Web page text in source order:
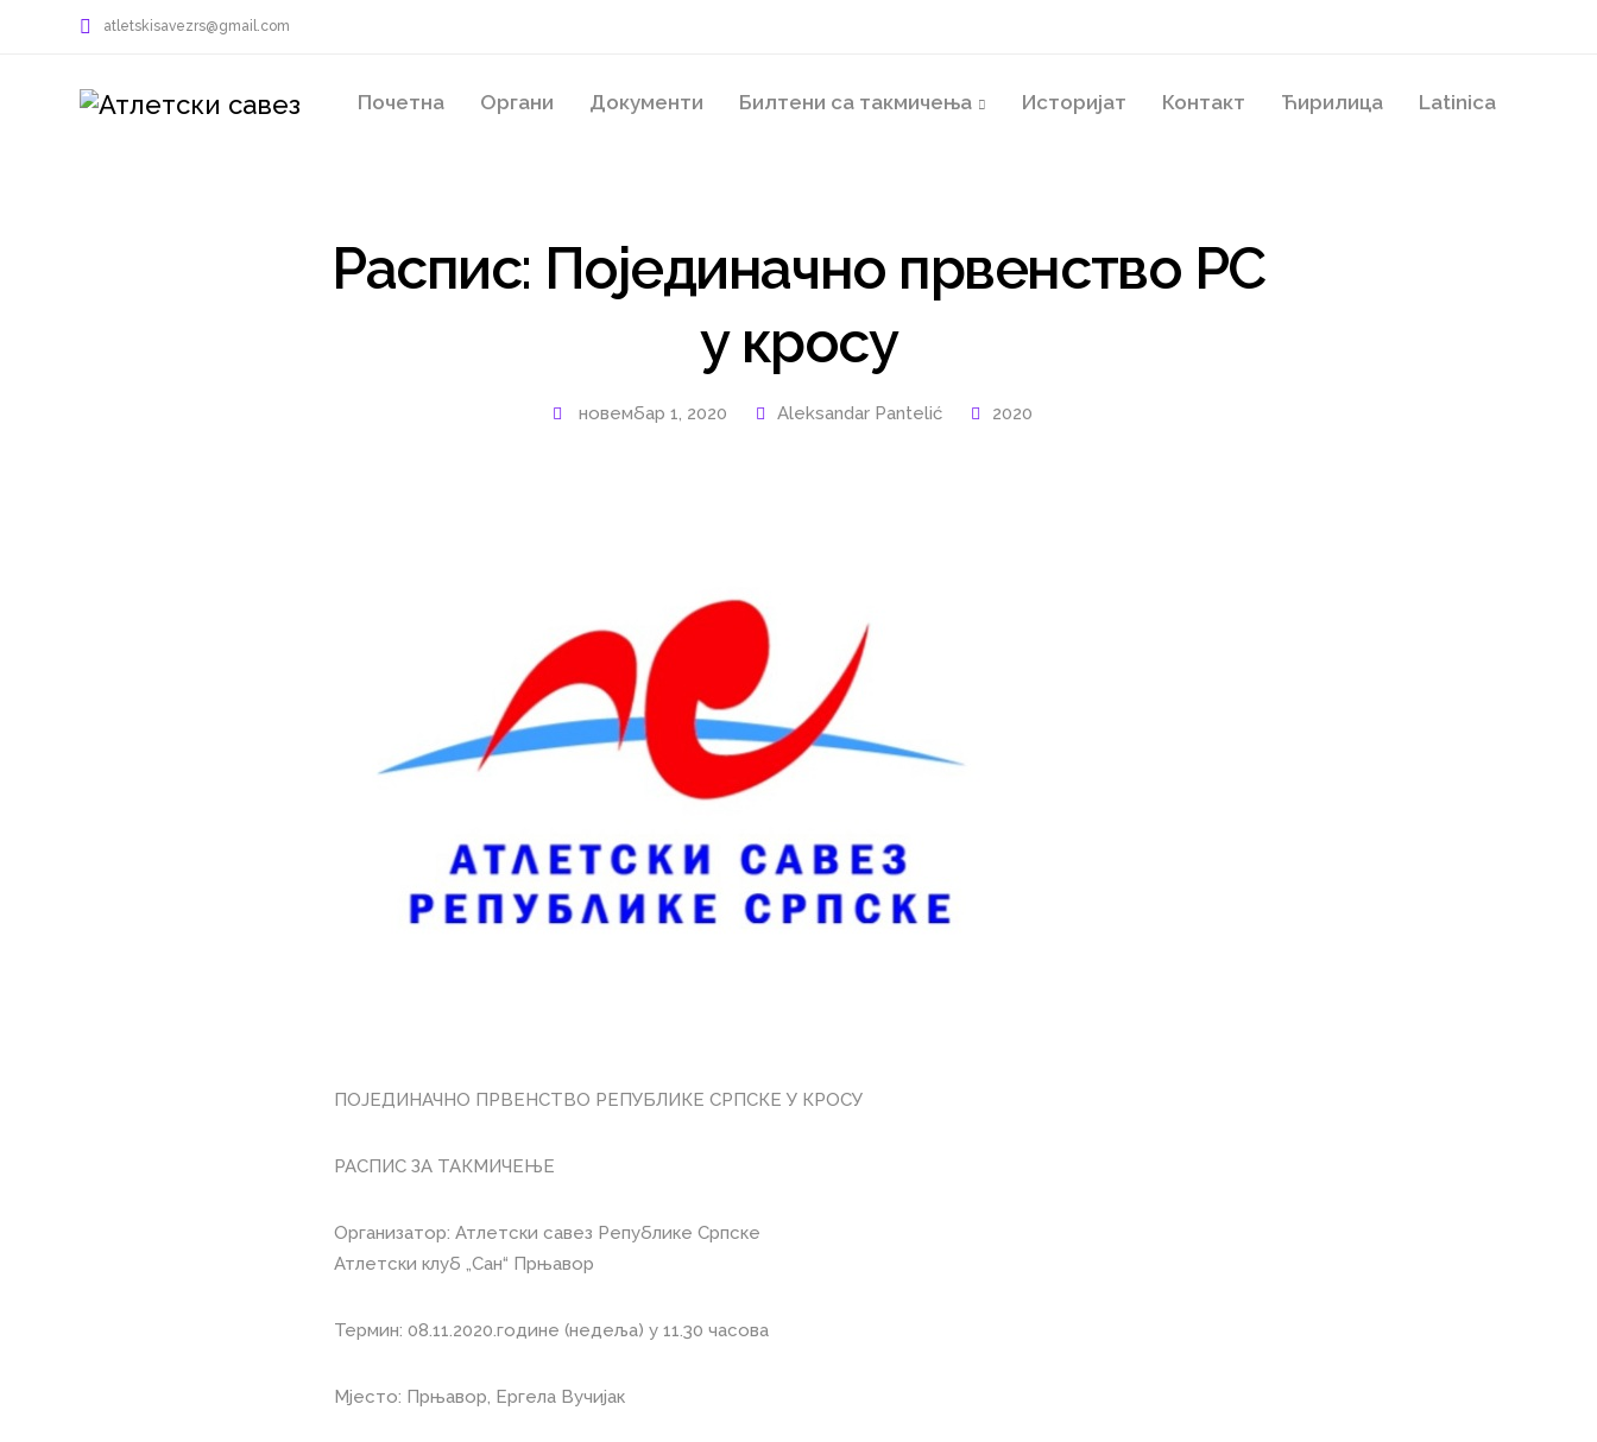
atletskisavezrs@gmail.com
Почетна Органи Документи Билтени са такмичења Историјат Контакт Ћирилица Latinica
Распис: Појединачно првенство РС
у кросу
новембар 1, 2020 Aleksandar Pantelić 2020
ПОЈЕДИНАЧНО ПРВЕНСТВО РЕПУБЛИКЕ СРПСКЕ У КРОСУ
РАСПИС ЗА ТАКМИЧЕЊЕ
Организатор: Атлетски савез Републике Српске
Атлетски клуб „Сан“ Прњавор
Термин: 08.11.2020.године (недеља) у 11.30 часова
Мјесто: Прњавор, Ергела Вучијак